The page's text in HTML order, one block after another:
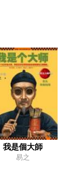
我是個大師
易之